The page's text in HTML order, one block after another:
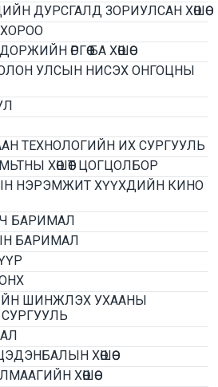
ДУРСГАЛД ЗОРИУЛСАН ХӨШӨӨ
ӨРГӨӨ БА ХӨШӨӨ
УЛСЫН НИСЭХ ОНГОЦНЫ
ТЕХНОЛОГИЙН ИХ СУРГУУЛЬ
ХӨШӨӨТ ЦОГЦОЛБОР
НЭРЭМЖИТ ХҮҮХДИЙН КИНО
БАРИМАЛ
БАРИМАЛ
ШИНЖЛЭХ УХААНЫ
ХӨШӨӨ
ХӨШӨӨ